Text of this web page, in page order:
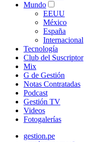
Mundo
EEUU
México
España
Internacional
Tecnología
Club del Suscriptor
Mix
G de Gestión
Notas Contratadas
Podcast
Gestión TV
Videos
Fotogalerías
gestion.pe